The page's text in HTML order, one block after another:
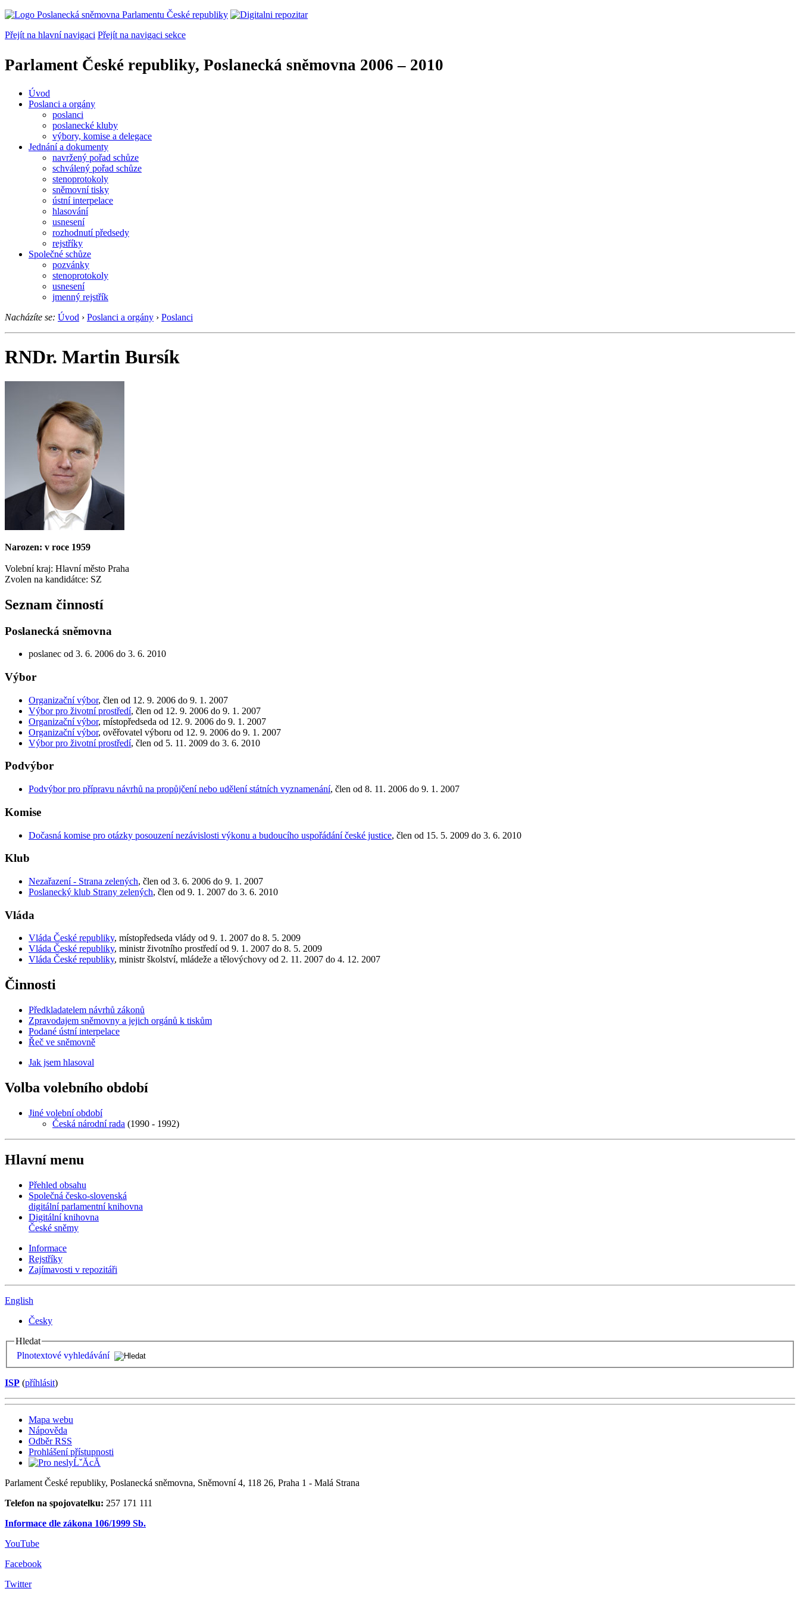
Přejít na hlavní navigaci Přejít na navigaci sekce
Parlament České republiky, Poslanecká sněmovna 2006 – 2010
Úvod
Poslanci a orgány
poslanci
poslanecké kluby
výbory, komise a delegace
Jednání a dokumenty
navržený pořad schůze
schválený pořad schůze
stenoprotokoly
sněmovní tisky
ústní interpelace
hlasování
usnesení
rozhodnutí předsedy
rejstříky
Společné schůze
pozvánky
stenoprotokoly
usnesení
jmenný rejstřík
Nacházíte se: Úvod › Poslanci a orgány › Poslanci
RNDr. Martin Bursík
Narozen: v roce 1959
Volební kraj: Hlavní město Praha
Zvolen na kandidátce: SZ
Seznam činností
Poslanecká sněmovna
poslanec od 3. 6. 2006 do 3. 6. 2010
Výbor
Organizační výbor, člen od 12. 9. 2006 do 9. 1. 2007
Výbor pro životní prostředí, člen od 12. 9. 2006 do 9. 1. 2007
Organizační výbor, místopředseda od 12. 9. 2006 do 9. 1. 2007
Organizační výbor, ověřovatel výboru od 12. 9. 2006 do 9. 1. 2007
Výbor pro životní prostředí, člen od 5. 11. 2009 do 3. 6. 2010
Podvýbor
Podvýbor pro přípravu návrhů na propůjčení nebo udělení státních vyznamenání, člen od 8. 11. 2006 do 9. 1. 2007
Komise
Dočasná komise pro otázky posouzení nezávislosti výkonu a budoucího uspořádání české justice, člen od 15. 5. 2009 do 3. 6. 2010
Klub
Nezařazení - Strana zelených, člen od 3. 6. 2006 do 9. 1. 2007
Poslanecký klub Strany zelených, člen od 9. 1. 2007 do 3. 6. 2010
Vláda
Vláda České republiky, místopředseda vlády od 9. 1. 2007 do 8. 5. 2009
Vláda České republiky, ministr životního prostředí od 9. 1. 2007 do 8. 5. 2009
Vláda České republiky, ministr školství, mládeže a tělovýchovy od 2. 11. 2007 do 4. 12. 2007
Činnosti
Předkladatelem návrhů zákonů
Zpravodajem sněmovny a jejich orgánů k tiskům
Podané ústní interpelace
Řeč ve sněmovně
Jak jsem hlasoval
Volba volebního období
Jiné volební období
Česká národní rada (1990 - 1992)
Hlavní menu
Přehled obsahu
Společná česko-slovenská
digitální parlamentní knihovna
Digitální knihovna
České sněmy
Informace
Rejstříky
Zajímavosti v repozitáři
English
Česky
Hledat
Plnotextové vyhledávání
ISP (příhlásit)
Mapa webu
Nápověda
Odběr RSS
Prohlášení přístupnosti
Parlament České republiky, Poslanecká sněmovna, Sněmovní 4, 118 26, Praha 1 - Malá Strana
Telefon na spojovatelku: 257 171 111
Informace dle zákona 106/1999 Sb.
YouTube
Facebook
Twitter